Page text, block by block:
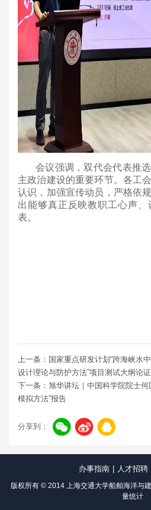
会议强调，双代会代表推选
主政治建设的重要环节。各工
认识，加强宣传动员，严格依
出能够真正反映教职工心声
表。
上一条：国家重点研发计划“跨海峡水
设计理论与防护方法”项目测试大纲论
下一条：旭华讲坛｜中国科学院院士
模拟方法”报告
分享到：
办事指南 人才招聘
版权所有 © 2014 上海交通大学船舶海洋与
量统计